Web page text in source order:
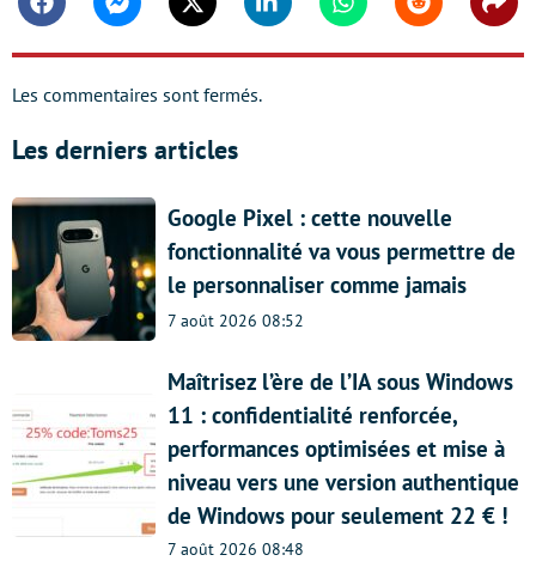
FacebookMessengerTwitter Linkedin WhatsappReddit
Les commentaires sont fermés.
Les derniers articles
Google Pixel : cette nouvelle
fonctionnalité va vous permettre de
le personnaliser comme jamais
7 août 2026 08:52
Maîtrisez l’ère de l’IA sous Windows
11 : confidentialité renforcée,
performances optimisées et mise à
niveau vers une version authentique
de Windows pour seulement 22 € !
7 août 2026 08:48